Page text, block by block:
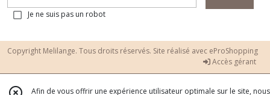
Je ne suis pas un robot
Copyright Melilange. Tous droits réservés. Site réalisé avec eProShopping
Accès gérant
Afin de vous offrir une expérience utilisateur optimale sur le site, nous